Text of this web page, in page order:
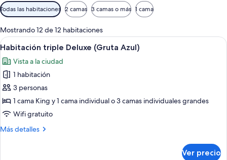
Filtros
disponibles
para
las
habitaciones
Todas las habitaciones 2 camas 3 camas o más 1 cama
Mostrando 12 de 12 habitaciones
Abrir
todas
las
fotos
de
Habitación
triple
(Gruta
Un dormitorio ordenado con una
4
Habitación triple Deluxe (Gruta Azul)
Vista a la ciudad
1 habitación
3 personas
1 cama King y 1 cama individual o 3 camas individuales grandes
Wifi gratuito
Más detalles
Más
Ver precio